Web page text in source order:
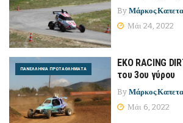
By Μάρκος
Μάι 24, 2022
ΠΑΝΕΛΛΉΝΙΑ ΠΡΩΤΑΘΛΉΜΑΤΑ
EKO RACING
του 3ου γύρου
By Μάρκος
Μάι 6, 2022